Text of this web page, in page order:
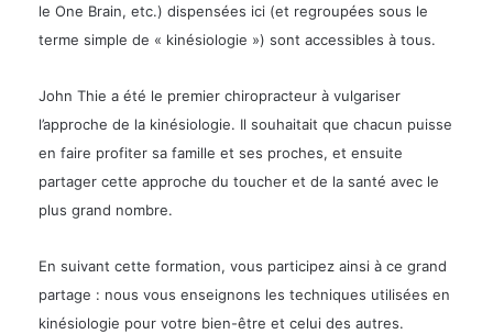
le One Brain, etc.) dispensées ici (et regroupées sous le
terme simple de « kinésiologie ») sont accessibles à tous.
John Thie a été le premier chiropracteur à vulgariser
l’approche de la kinésiologie. Il souhaitait que chacun puisse
en faire profiter sa famille et ses proches, et ensuite
partager cette approche du toucher et de la santé avec le
plus grand nombre.
En suivant cette formation, vous participez ainsi à ce grand
partage : nous vous enseignons les techniques utilisées en
kinésiologie pour votre bien-être et celui des autres.